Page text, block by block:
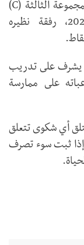
البطولة، واحتل المركز الثالث في ترتيب المجموعة الثالثة (C)
برصيد ثلاث نقاط، ليودع مونديال 2023، رفقة نظيره
يشرف على تدريب
2018، أجبر لاعباته على ممارسة
يتلق أي شكوى تتعلق
إذا ثبت سوء تصرف